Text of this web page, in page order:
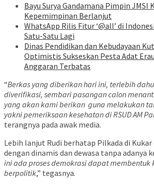
Bayu Surya Gandamana Pimpin
Kepemimpinan Berlanjut
WhatsApp Rilis Fitur ‘@all’ di
Satu-Satu Lagi
Dinas Pendidikan dan Kebudayaan
Optimistis Sukseskan Pesta Adat
Anggaran Terbatas
“Berkas yang diberikan hari ini, terlebih
diverifikasi, sembari pasangan calon
yang akan kami berikan guna melakukan
yakni pemeriksaan kesehatan di RSUD AM
terangnya pada awak media.
Lebih lanjut Rudi berhatap Pilkada di
dengan dinamis dan dewasa tanpa adanya
ini ada proses demokrasi dapat membentuk
berpolitik,” tegasnya.